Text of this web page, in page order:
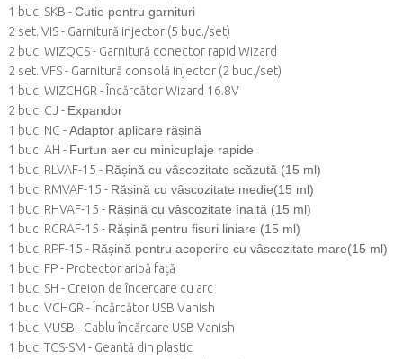
1 buc. SKB -Cutie pentru garnituri
2 set. VIS - Garnitură injector (5 buc./set)
2 buc. WIZQCS - Garnitură conector rapid Wizard
2 set. VFS - Garnitură consolă injector (2 buc./set)
1 buc. WIZCHGR - Încărcător Wizard 16.8V
2 buc. CJ - Expandor
1 buc. NC -Adaptor aplicare rășină
1 buc. AH - Furtun aer cu minicuplaje rapide
1 buc. RLVAF-15 - Rășină cu vâscozitate scăzută (15 ml)
1 buc. RMVAF-15 - Rășină cu vâscozitate medie(15 ml)
1 buc. RHVAF-15 - Rășină cu vâscozitate înaltă (15 ml)
1 buc. RCRAF-15 - Rășină pentru fisuri liniare (15 ml)
1 buc. RPF-15 - Rășină pentru acoperire cu vâscozitate mare(15 ml)
1 buc. FP - Protector aripă față
1 buc. SH - Creion de încercare cu arc
1 buc. VCHGR - Încărcător USB Vanish
1 buc. VUSB - Cablu încărcare USB Vanish
1 buc. TCS-SM - Geantă din plastic